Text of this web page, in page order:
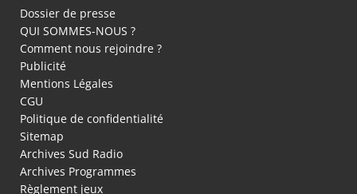
Dossier de presse
QUI SOMMES-NOUS ?
Comment nous rejoindre ?
Publicité
Mentions Légales
CGU
Politique de confidentialité
Sitemap
Archives Sud Radio
Archives Programmes
Règlement jeux